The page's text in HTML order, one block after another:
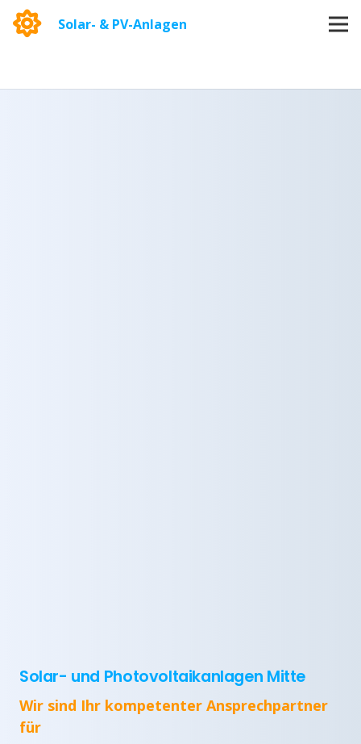
Solar- & PV-Anlagen
Solar- und Photovoltaikanlagen Mitte
Wir sind Ihr kompetenter Ansprechpartner
für